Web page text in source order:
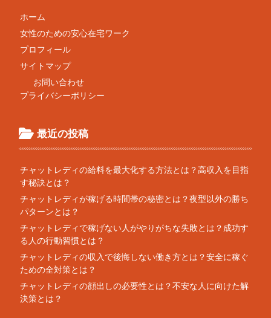
ホーム
女性のための安心在宅ワーク
プロフィール
サイトマップ
お問い合わせ
プライバシーポリシー
最近の投稿
チャットレディの給料を最大化する方法とは？高収入を目指
す秘訣とは？
チャットレディが稼げる時間帯の秘密とは？夜型以外の勝ち
パターンとは？
チャットレディで稼げない人がやりがちな失敗とは？成功す
る人の行動習慣とは？
チャットレディの収入で後悔しない働き方とは？安全に稼ぐ
ための全対策とは？
チャットレディの顔出しの必要性とは？不安な人に向けた解
決策とは？